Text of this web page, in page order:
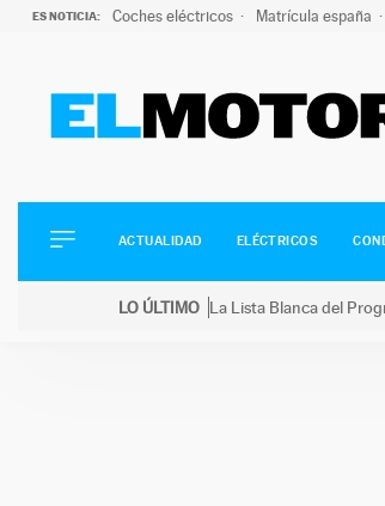
ES NOTICIA: Coches eléctricos Matrícula españa
ELÉCTRICOS
CONDUCIR
ACTUALIDAD ELÉCTRICOS
LO ÚLTIMO La Lista Blanca del